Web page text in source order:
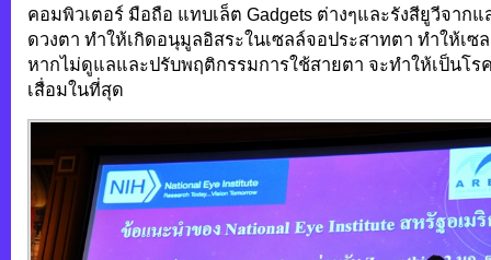
คอมพิวเตอร์ มือถือ แทบเล็ต Gadgets ต่างๆและรังสียูวีจาก
ดวงตา ทำให้เกิดอนุมูลอิสระในเซลล์จอประสาทตา ทำให้เซ
หากไม่ดูแลและปรับพฤติกรรมการใช้สายตา จะทำให้เป็นโร
เสื่อมในที่สุด